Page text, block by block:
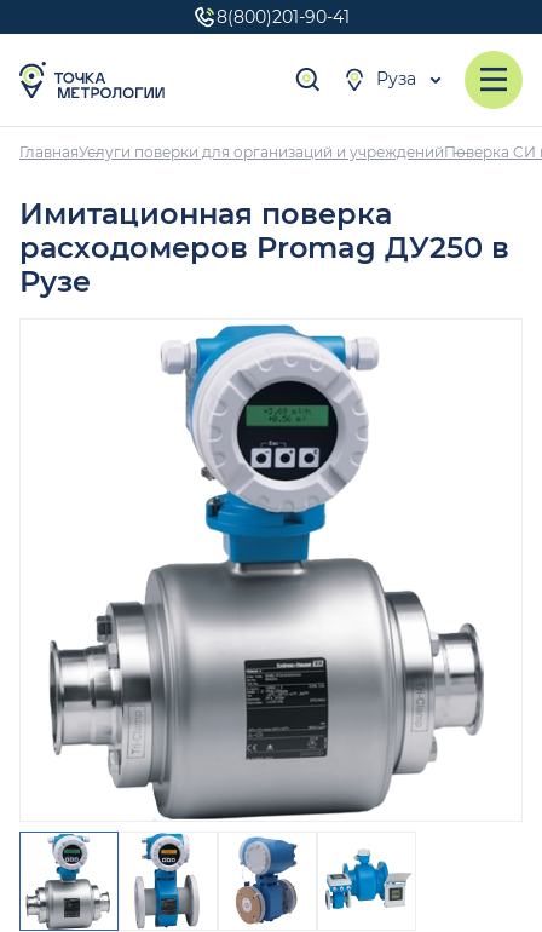
8(800)201-90-41
Руза
ГлавнаяУслуги поверки для организаций и учрежденийПоверка СИ
Имитационная поверка
расходомеров Promag ДУ250 в
Рузе